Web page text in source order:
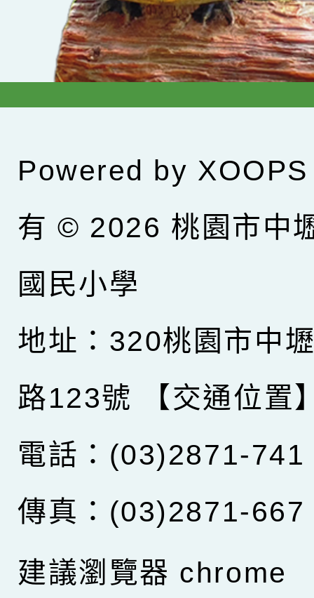
Powered by XOOPS
有 © 2026 桃園市中
國民小學
地址：320桃園市中
路123號
【交通位置
電話：(03)2871-741
傳真：(03)2871-667
建議瀏覽器 chrome